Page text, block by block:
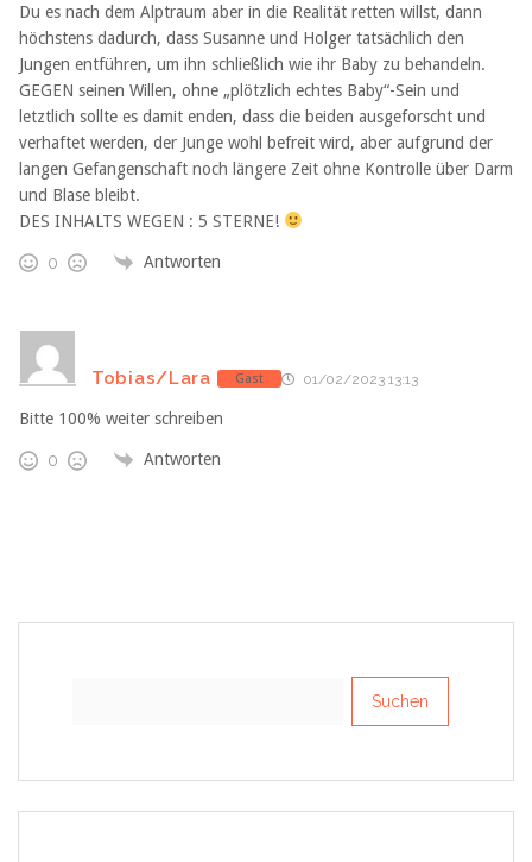
Du es nach dem Alptraum aber in die Realität retten willst, dann
höchstens dadurch, dass Susanne und Holger tatsächlich den
Jungen entführen, um ihn schließlich wie ihr Baby zu behandeln.
GEGEN seinen Willen, ohne „plötzlich echtes Baby“-Sein und
letztlich sollte es damit enden, dass die beiden ausgeforscht und
verhaftet werden, der Junge wohl befreit wird, aber aufgrund der
langen Gefangenschaft noch längere Zeit ohne Kontrolle über Darm
und Blase bleibt.
DES INHALTS WEGEN : 5 STERNE!
0 Antworten
Tobias/Lara Gast 01/02/2023 13:13
Bitte 100% weiter schreiben
0 Antworten